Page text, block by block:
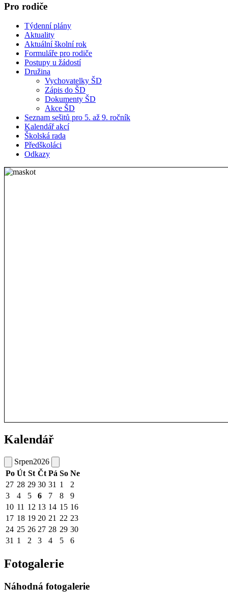
Pro rodiče
Týdenní plány
Aktuality
Aktuální školní rok
Formuláře pro rodiče
Postupy u žádostí
Družina
Vychovatelky ŠD
Zápis do ŠD
Dokumenty ŠD
Akce ŠD
Seznam sešitů pro 5. až 9. ročník
Kalendář akcí
Školská rada
Předškoláci
Odkazy
Kalendář
Srpen2026
Po Út St Čt Pá So Ne
27 28 29 30 31 1
2
3
4 5 6 7 8
9
10 11 12 13 14 15 16
17 18 19 20 21 22 23
24 25 26 27 28 29 30
31 1 2 3 4 5 6
Fotogalerie
Náhodná fotogalerie